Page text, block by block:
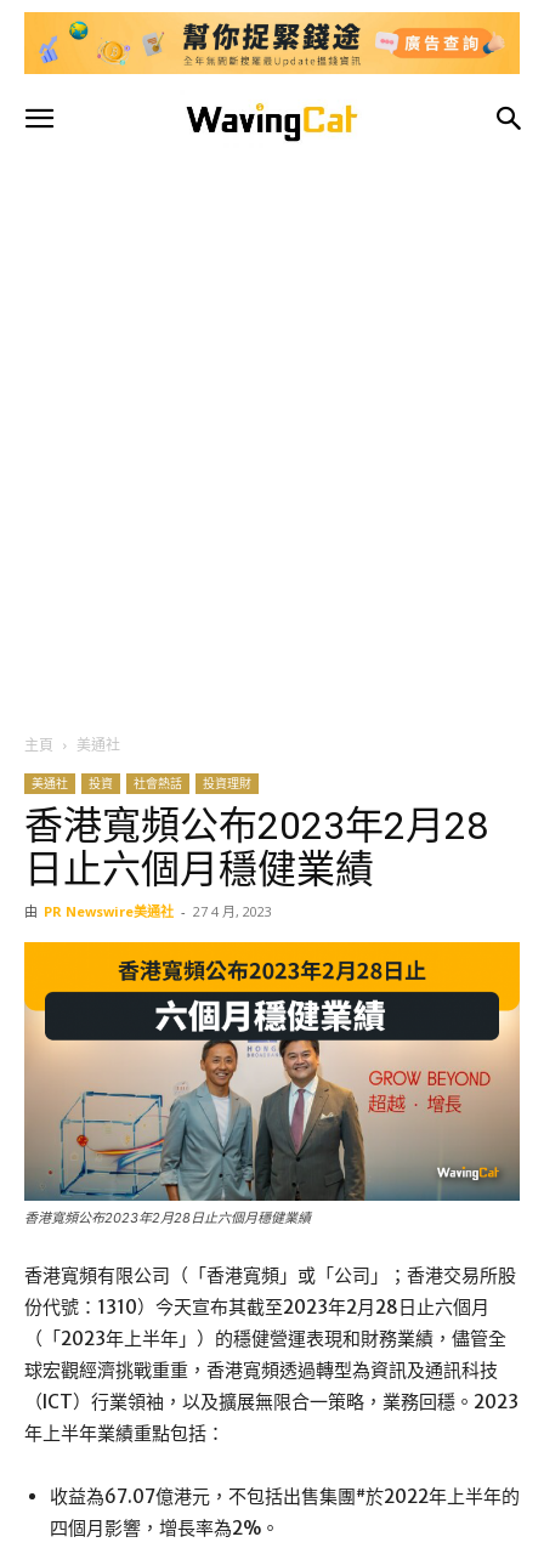
主頁 美通社
美通社 投資 社會熱話 投資理財
香港寬頻公布2023年2月28
日止六個月穩健業績
由 PR Newswire美通社 - 27 4 月, 2023
香港寬頻公布2023年2月28日止六個月穩健業績
香港寬頻有限公司（「香港寬頻」或「公司」；香港交易所股
份代號：1310）今天宣布其截至2023年2月28日止六個月
（「2023年上半年」）的穩健營運表現和財務業績，儘管全
球宏觀經濟挑戰重重，香港寬頻透過轉型為資訊及通訊科技
（ICT）行業領袖，以及擴展無限合一策略，業務回穩。2023
年上半年業績重點包括：
收益為67.07億港元，不包括出售集團 #於2022年上半年的
四個月影響，增長率為2%。